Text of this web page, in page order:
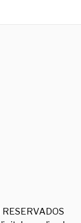
RESERVADOS